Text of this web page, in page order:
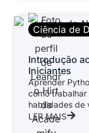
Ciência de
Introdução
Iniciantes
Aprender
como
habilidades de
LER MAIS